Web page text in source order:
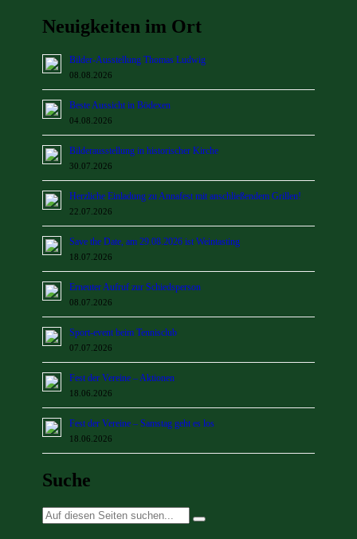
Neuigkeiten im Ort
Bilder-Ausstellung Thomas Ludwig
08.08.2026
Beste Aussicht in Bödexen
04.08.2026
Bilderausstellung in historischer Kirche
30.07.2026
Herzliche Einladung zu Annafest mit anschließendem Grillen!
22.07.2026
Save the Date, am 29.08.2026 ist Weintasting
18.07.2026
Erneuter Aufruf zur Schiedsperson
08.07.2026
Sport-event beim Tennisclub
07.07.2026
Fest der Vereine – Aktionen
18.06.2026
Fest der Vereine – Samstag geht es los
18.06.2026
Suche
Suche
nach: